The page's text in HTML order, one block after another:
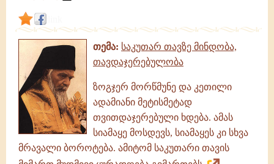
თემა: საკუთარ თავზე მინდობა,
თავდაჯერებულობა
ზოგჯერ მორწმუნე და კეთილი
ადამიანი მეტისმეტად
თვითდაჯერებული ხდება. ამას
სიამაყე მოსდევს, სიამაყეს კი სხვა
მრავალი ბოროტება. ამიტომ საკუთარი თავის